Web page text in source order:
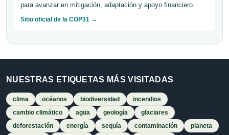
para avanzar en mitigación, adaptación y apoyo financiero.
Sitio oficial de la COP31 →
NUESTRAS ETIQUETAS MÁS VISITADAS
clima océanos biodiversidad
incendios
cambio climático
agua geología
glaciares
deforestación
energía sequía contaminación
planeta